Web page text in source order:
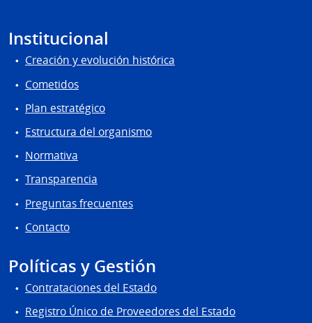
Institucional
Creación y evolución histórica
Cometidos
Plan estratégico
Estructura del organismo
Normativa
Transparencia
Preguntas frecuentes
Contacto
Políticas y Gestión
Contrataciones del Estado
Registro Único de Proveedores del Estado